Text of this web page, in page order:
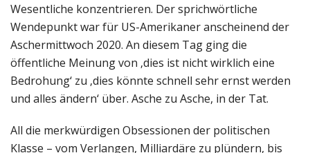
Wesentliche konzentrieren. Der sprichwörtliche
Wendepunkt war für US-Amerikaner anscheinend der
Aschermittwoch 2020. An diesem Tag ging die
öffentliche Meinung von ‚dies ist nicht wirklich eine
Bedrohung‘ zu ‚dies könnte schnell sehr ernst werden
und alles ändern‘ über. Asche zu Asche, in der Tat.
All die merkwürdigen Obsessionen der politischen
Klasse – vom Verlangen, Milliardäre zu plündern, bis